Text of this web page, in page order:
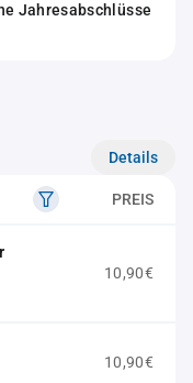
Jahresabschlüsse
Details
PREIS
10,90€
10,90€